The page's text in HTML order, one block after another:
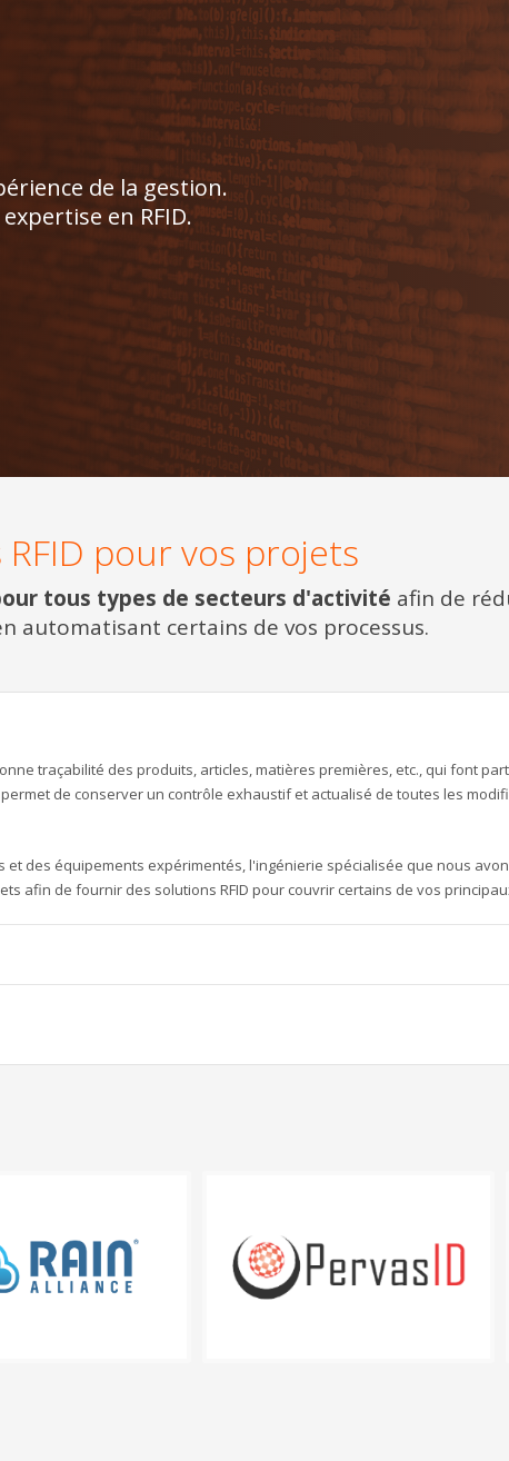
de la gestion.
en RFID.
pour vos projets
tous types de secteurs d'activité afin de
automatisant certains de vos processus.
traçabilité des produits, articles, matières premières, etc., qui font
de conserver un contrôle exhaustif et actualisé de toutes les
des équipements expérimentés, l'ingénierie spécialisée que nous
afin de fournir des solutions RFID pour couvrir certains de vos